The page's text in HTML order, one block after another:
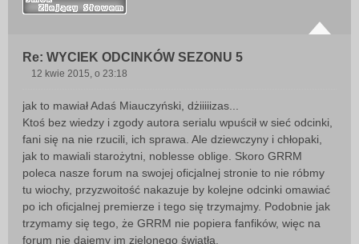
Re: WYCIEK ODCINKÓW SEZONU 5
s
t
12 kwie 2015, o 23:18
jak to mawiał Adaś Miauczyński, dżiiiiizas...
Ktoś bez wiedzy i zgody autora serialu wpuścił w sieć odcinki,
fani się na nie rzucili, ich sprawa. Ale dziewczyny i chłopaki,
jak to mawiali starożytni, noblesse oblige. Skoro GRRM
poleca nasze forum na swojej oficjalnej stronie to nie róbmy
tu wiochy, przyzwoitość nakazuje by kolejne odcinki omawiać
po ich oficjalnej premierze i tego się trzymajmy. Podobnie jak
trzymamy się tego, że GRRM nie popiera fanfików, więc na
forum nie dajemy im zielonego światła.